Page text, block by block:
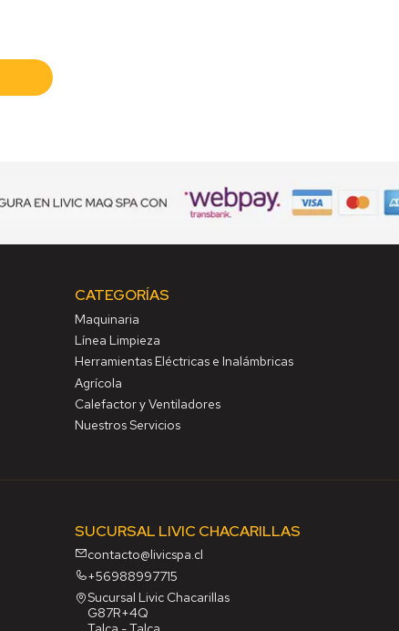
CATEGORÍAS
Maquinaria
Línea Limpieza
Herramientas Eléctricas e Inalámbricas
Agrícola
Calefactor y Ventiladores
Nuestros Servicios
SUCURSAL LIVIC CHACARILLAS
contacto@livicspa.cl
+56988997715
Sucursal Livic Chacarillas
G87R+4Q